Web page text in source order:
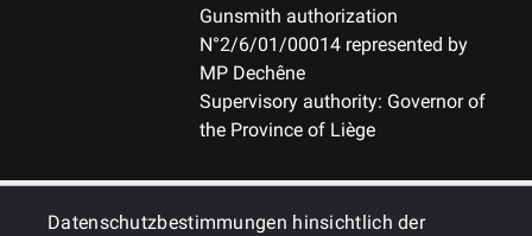
Datenschutzbestimmungen hinsichtlich der
Gunsmith authorization
N°2/6/01/00014 represented by
MP Dechêne
Supervisory authority: Governor of
the Province of Liège
ALLGEMEINES